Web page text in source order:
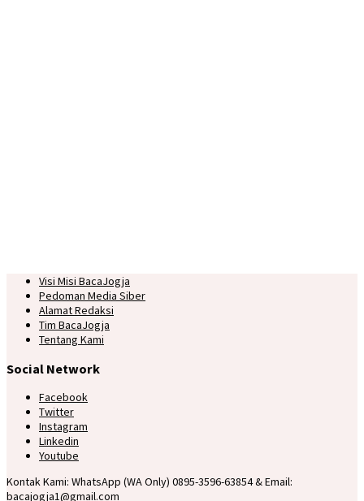
Visi Misi BacaJogja
Pedoman Media Siber
Alamat Redaksi
Tim BacaJogja
Tentang Kami
Social Network
Facebook
Twitter
Instagram
Linkedin
Youtube
Kontak Kami: WhatsApp (WA Only) 0895-3596-63854 & Email:
bacajogja1@gmail.com